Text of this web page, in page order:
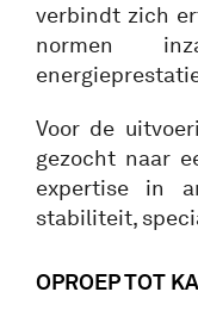
verbindt zich
normen
Voor de
gezocht naar
expertise in
stabiliteit,
OPROEP TOT